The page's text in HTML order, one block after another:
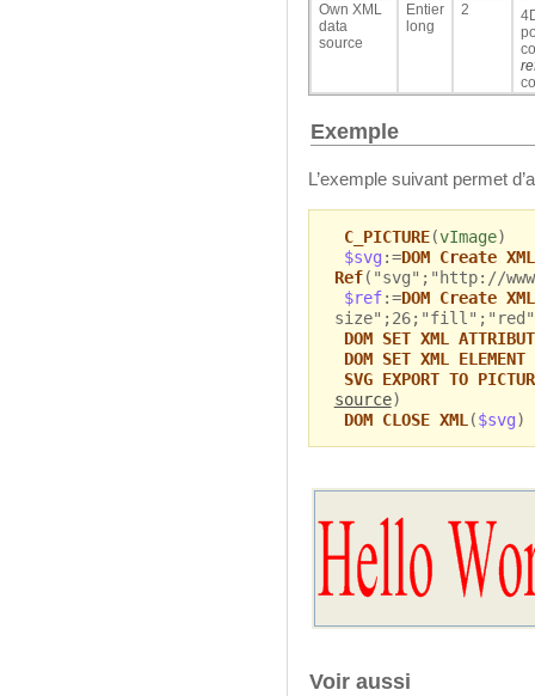
Own XML
data
source
Entier
long
2
Exemple
L’exemple suivant permet
C_PICTURE(vImage)
$svg :=DOM Create XML
Ref("svg";"http://
$ref:=DOM Create
DOM SET XML
DOM SET XML ELEMENT
SVG EXPORT TO
source)
DOM CLOSE XML ($svg)
Voir aussi